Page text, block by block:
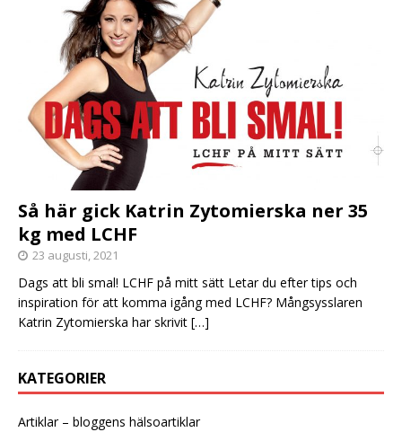
Så här gick Katrin Zytomierska ner 35
kg med LCHF
23 augusti, 2021
Dags att bli smal! LCHF på mitt sätt Letar du efter tips och
inspiration för att komma igång med LCHF? Mångsysslaren
Katrin Zytomierska har skrivit […]
KATEGORIER
Artiklar – bloggens hälsoartiklar